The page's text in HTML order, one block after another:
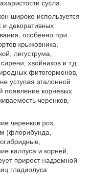
сусла.
широко используется
и декоративных
особенно при
крыжовника,
лигуструма,
хвойников и т.д.
фитогормонов,
уступая эталонной
появление корневых
черенков,
черенков роз,
(флорибунда,
каллуса и корней,
прирост надземной
гладиолуса